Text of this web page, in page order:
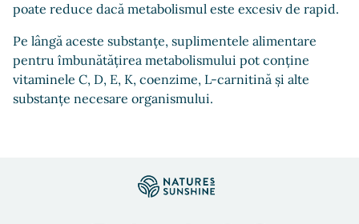
poate reduce dacă metabolismul este excesiv de rapid.
Pe lângă aceste substanțe, suplimentele alimentare
pentru îmbunătățirea metabolismului pot conține
vitaminele C, D, E, K, coenzime, L-carnitină și alte
substanțe necesare organismului.